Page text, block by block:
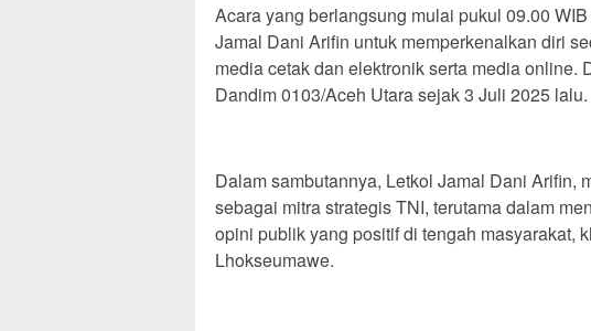
‎Acara yang berlangsung mulai pukul 09.00
Jamal Dani Arifin untuk memperkenalkan diri
media cetak dan elektronik serta media online.
Dandim 0103/Aceh Utara sejak 3 Juli 2025 lalu.
‎Dalam sambutannya, Letkol Jamal Dani Arifin,
sebagai mitra strategis TNI, terutama dalam
opini publik yang positif di tengah masyarakat,
Lhokseumawe.